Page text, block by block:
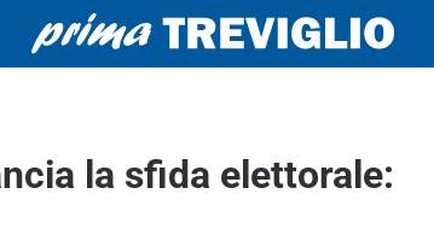
la sfida elettorale: